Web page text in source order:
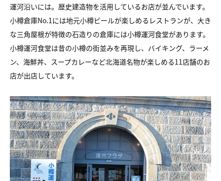
運河沿いには。歴史建造物を活用しているお店が並んでいます。
小樽倉庫No.1には地元小樽ビールが楽しめるレストランが、大き
な三角屋根が特徴の石造りの倉庫には小樽運河食堂があります。
小樽運河食堂は昔の小樽の街並みを再現し、バイキング、ラーメ
ン、海鮮丼、スープカレーなど北海道名物が楽しめる11店舗のお
店が出店しています。